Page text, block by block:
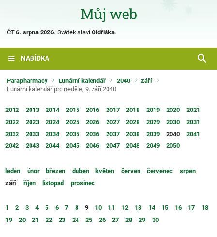
ČT 6. srpna 2026. Svátek slavíOldřiška.
NABÍDKA
Parapharmacy Lunární kalendář 2040
září
Lunární kalendář pro neděle, 9. září 2040
2012 2013 2014 2015 2016 2017 2018 2019 2020
2021
2022
2023 2024 2025 2026 2027 2028 2029 2030
2031
2032
2033 2034 2035 2036 2037 2038 2039 2040
2041
2042
2043 2044 2045 2046 2047 2048 2049 2050
leden únor březen duben květen červen červenec
srpen
září
říjen listopad prosinec
1 2 3 4 5 6 7 8 9 10 11 12 13 14 15 16 17
18
19
20 21 22 23 24 25 26 27 28 29 30